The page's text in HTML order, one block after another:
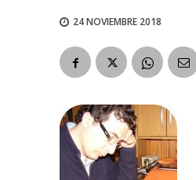
24 NOVIEMBRE 2018